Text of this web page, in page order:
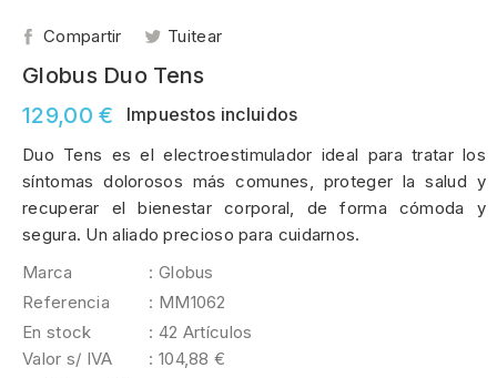
Compartir Tuitear
Globus Duo Tens
129,00 €
Impuestos incluidos
Duo Tens es el electroestimulador ideal para tratar los
síntomas dolorosos más comunes, proteger la salud y
recuperar el bienestar corporal, de forma cómoda y
segura. Un aliado precioso para cuidarnos.
Marca
: Globus
Referencia
: MM1062
En stock
: 42 Artículos
Valor s/ IVA
: 104,88 €